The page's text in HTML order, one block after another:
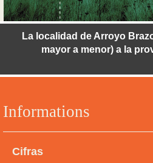
Informations
Cifras
La localidad de Arroyo
mayor a menor) a la